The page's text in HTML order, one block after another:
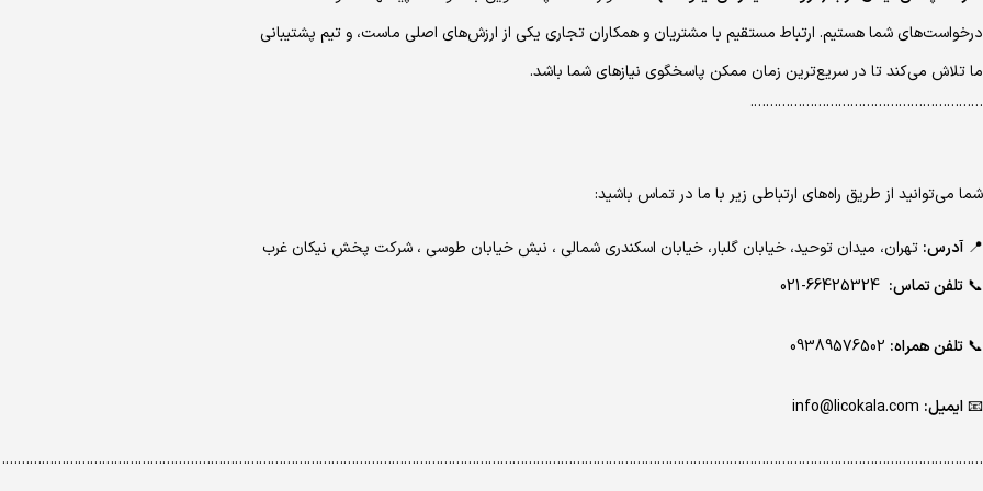
درخواست‌های شما هستیم. ارتباط مستقیم با مشتریان و همکاران تجاری یکی از ارزش‌های اصلی ماست، و تیم پشتیبانی
ما تلاش می‌کند تا در سریع‌ترین زمان ممکن پاسخگوی نیازهای شما باشد.
………………………………………………….
شما می‌توانید از طریق راه‌های ارتباطی زیر با ما در تماس باشید:
📍 آدرس: تهران، میدان توحید، خیابان گلبار، خیابان اسکندری شمالی ، نبش خیابان طوسی ، شرکت پخش نیکان غرب
📞 تلفن تماس:
📞 تلفن همراه:
📧ایمیل: